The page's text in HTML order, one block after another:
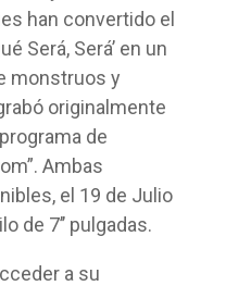
han convertido el
Será, Será’ en un
monstruos y
originalmente
de
Ambas
el 19 de Julio
de 7’’ pulgadas.
a su